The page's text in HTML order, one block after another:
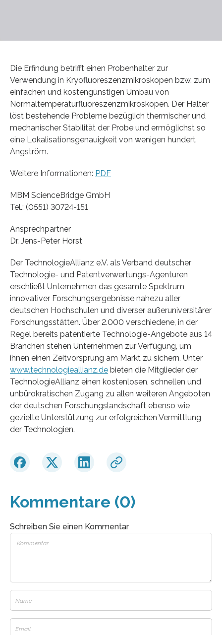
Die Erfindung betrifft einen Probenhalter zur
Verwendung in Kryofluoreszenzmikroskopen bzw. zum
einfachen und kostengünstigen Umbau von
Normaltemperaturfluoreszenzmikroskopen. Der Halter
löst bestehende Probleme bezüglich thermischer und
mechanischer Stabilität der Probe und ermöglichst so
eine Lokalisationsgenauigkeit von wenigen hundert
Angström.
Weitere Informationen: PDF
MBM ScienceBridge GmbH
Tel.: (0551) 30724-151
Ansprechpartner
Dr. Jens-Peter Horst
Der TechnologieAllianz e.V. als Verband deutscher
Technologie- und Patentverwertungs-Agenturen
erschließt Unternehmen das gesamte Spektrum
innovativer Forschungsergebnisse nahezu aller
deutschen Hochschulen und diverser außeruniversitärer
Forschungsstätten. Über 2.000 verschiedene, in der
Regel bereits patentierte Technologie-Angebote aus 14
Branchen stehen Unternehmen zur Verfügung, um
ihnen einen Zeitvorsprung am Markt zu sichern. Unter
www.technologieallianz.de bieten die Mitglieder der
TechnologieAllianz einen kostenlosen, schnellen und
unbürokratischen Zugang zu allen weiteren Angeboten
der deutschen Forschungslandschaft ebenso wie
gezielte Unterstützung zur erfolgreichen Vermittlung
der Technologien.
Kommentare (0)
Schreiben Sie einen Kommentar